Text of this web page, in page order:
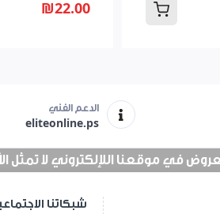
₪22.00
الدعم الفني
eliteonline.ps
في موقعنا اللإلكتروني لا تمثل
شبكاتنا